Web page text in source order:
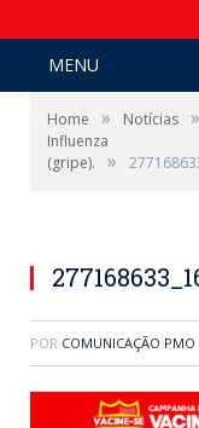
MENU
Home » Notícias »
Influenza
(gripe).
»
POR COMUNICAÇÃO PMO